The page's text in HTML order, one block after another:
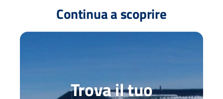
Continua a scoprire
Trova il tuo